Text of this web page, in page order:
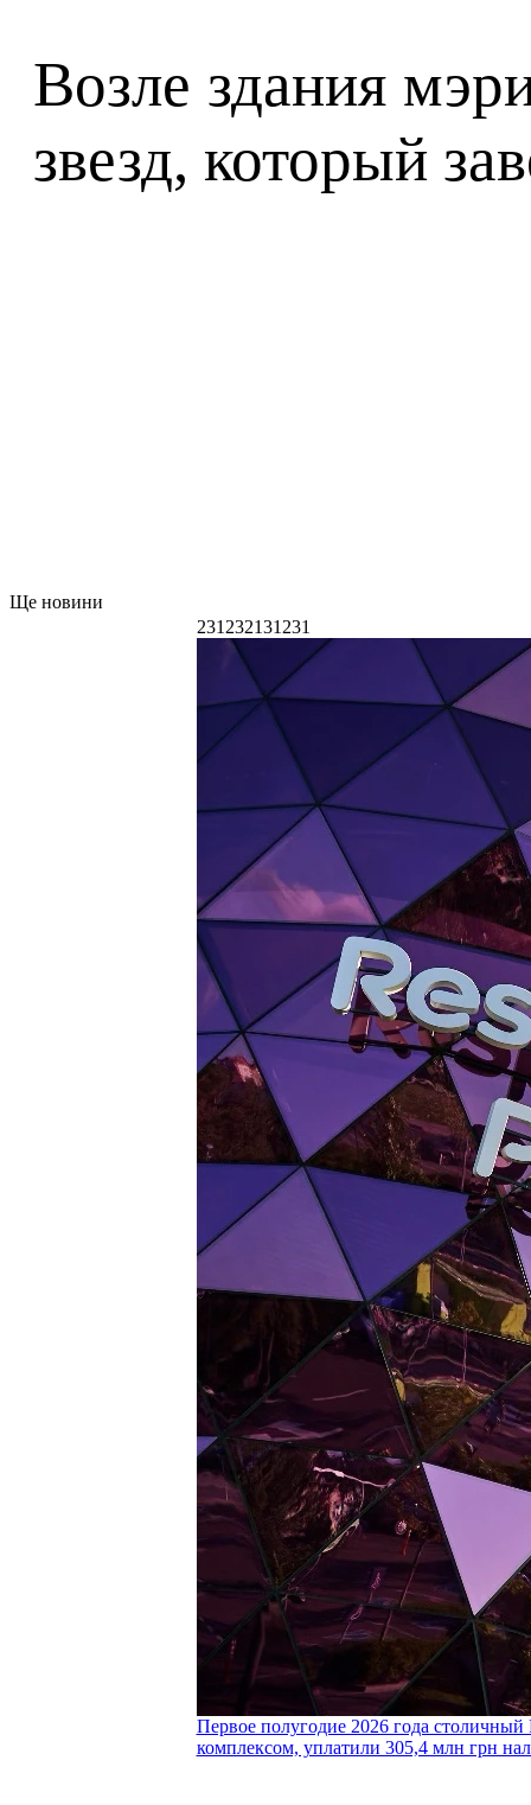
Возле здания
звезд, который
Ще новини
231232131231
Первое полугодие 2026 года
комплексом, уплатили 305,4 млн грн